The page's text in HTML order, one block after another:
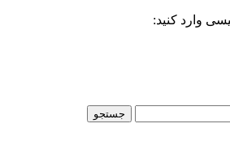
وارد کنید: